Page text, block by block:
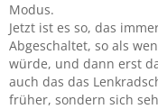
Modus.
Jetzt ist es so, das
Abgeschaltet, so als
würde, und dann erst
auch das das
früher, sondern sich